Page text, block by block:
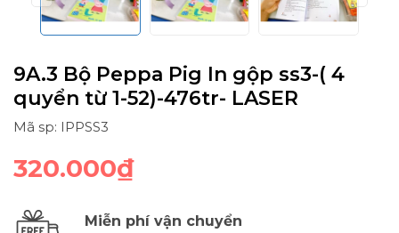
9A.3 Bộ Peppa Pig In gộp ss3-( 4
quyển từ 1-52)-476tr- LASER
Mã sp: IPPSS3
320.000₫
Miễn phí vận chuyển